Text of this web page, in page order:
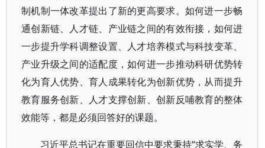
制机制一体改革提出了新的更高要求。如何进一步畅
通创新链、人才链、产业链之间的有效衔接，如何进
一步提升学科调整设置、人才培养模式与科技变革、
产业升级之间的适配度，如何进一步推动科研优势转
化为育人优势、育人成果转化为创新优势，从而提升
教育服务创新、人才支撑创新、创新反哺教育的整体
效能等，都是必须回答好的课题。
习近平总书记在重要回信中要求秉持“求实学、务